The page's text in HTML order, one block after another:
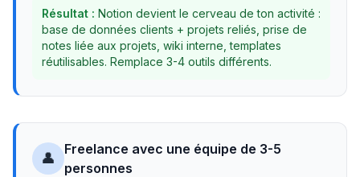
Résultat : Notion devient le cerveau de ton activité :
base de données clients + projets reliés, prise de
notes liée aux projets, wiki interne, templates
réutilisables. Remplace 3-4 outils différents.
👤
Freelance avec une équipe de 3-5
personnes